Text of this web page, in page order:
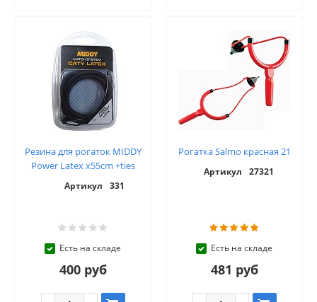
Резина для рогаток MIDDY
Power Latex x55cm +ties
Артикул 331
Есть на складе
400 руб
Рогатка Salmo красная 21
Артикул 27321
Есть на складе
481 руб